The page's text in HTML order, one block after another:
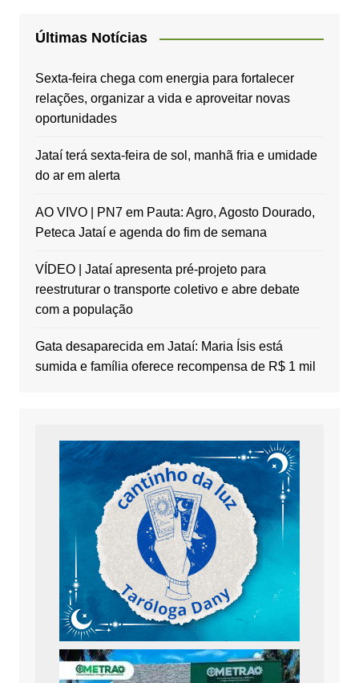
Últimas Notícias
Sexta-feira chega com energia para fortalecer
relações, organizar a vida e aproveitar novas
oportunidades
Jataí terá sexta-feira de sol, manhã fria e umidade
do ar em alerta
AO VIVO | PN7 em Pauta: Agro, Agosto Dourado,
Peteca Jataí e agenda do fim de semana
VÍDEO | Jataí apresenta pré-projeto para
reestruturar o transporte coletivo e abre debate
com a população
Gata desaparecida em Jataí: Maria Ísis está
sumida e família oferece recompensa de R$ 1 mil